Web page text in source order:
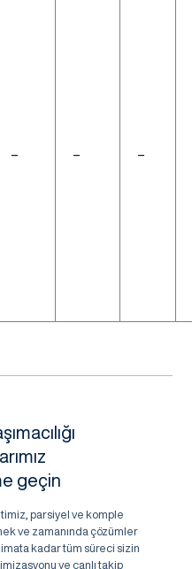
– – –
geçin
parsiyel ve komple
ve zamanında çözümler
kadar tüm süreci sizin
ve canlı takip